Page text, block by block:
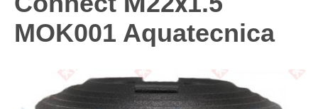
MOK001 Aquatecnica